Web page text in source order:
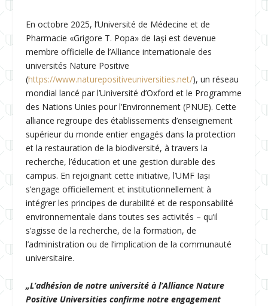
En octobre 2025, l’Université de Médecine et de
Pharmacie «Grigore T. Popa» de Iași est devenue
membre officielle de l’Alliance internationale des
universités Nature Positive
(https://www.naturepositiveuniversities.net/), un réseau
mondial lancé par l’Université d’Oxford et le Programme
des Nations Unies pour l’Environnement (PNUE). Cette
alliance regroupe des établissements d’enseignement
supérieur du monde entier engagés dans la protection
et la restauration de la biodiversité, à travers la
recherche, l’éducation et une gestion durable des
campus. En rejoignant cette initiative, l’UMF Iași
s’engage officiellement et institutionnellement à
intégrer les principes de durabilité et de responsabilité
environnementale dans toutes ses activités – qu’il
s’agisse de la recherche, de la formation, de
l’administration ou de l’implication de la communauté
universitaire.
„L’adhésion de notre université à l’Alliance Nature
Positive Universities confirme notre engagement